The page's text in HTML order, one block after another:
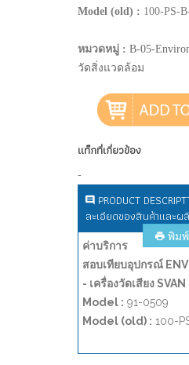
Model (old) : 100-PS-
หมวดหมู่ : B-05-
วัดสิ่งแวดล้อม
แท็กที่เกี่ยวข้อง
-
PRODUCT
ละเอียดของสินค้าและ
พิม
ค่าบริการ
สอบเทียบอุปกรณ์
- เครื่องวัดเสียง
Model : 91-0509
Model (old) : 100-